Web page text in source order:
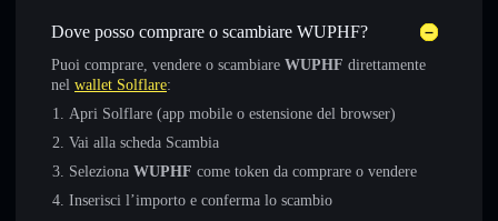
Dove posso comprare o scambiare WUPHF?
Puoi comprare, vendere o scambiare WUPHF direttamente
nel wallet Solflare:
Apri Solflare (app mobile o estensione del browser)
Vai alla scheda Scambia
Seleziona WUPHF come token da comprare o vendere
Inserisci l’importo e conferma lo scambio